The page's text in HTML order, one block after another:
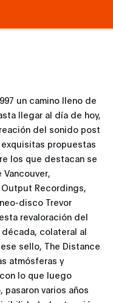
un camino lleno de
llegar al día de hoy,
del sonido post
propuestas
los que destacan se
Recordings,
disco Trevor
revaloración del
colateral al
ese sello, The Distance
atmósferas y
lo que luego
pasaron varios años